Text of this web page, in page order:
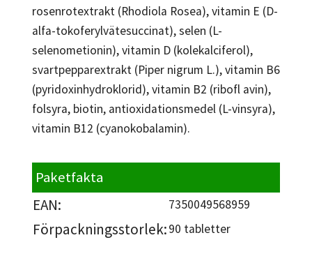
rosenrotextrakt (Rhodiola Rosea), vitamin E (D-
alfa-tokoferylvätesuccinat), selen (L-
selenometionin), vitamin D (kolekalciferol),
svartpepparextrakt (Piper nigrum L.), vitamin B6
(pyridoxinhydroklorid), vitamin B2 (ribofl avin),
folsyra, biotin, antioxidationsmedel (L-vinsyra),
vitamin B12 (cyanokobalamin).
Paketfakta
EAN: 7350049568959
Förpackningsstorlek:90 tabletter